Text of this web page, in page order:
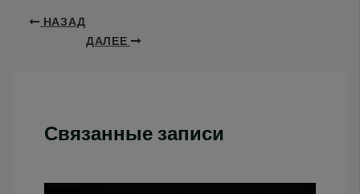
НАЗАД
ДАЛЕЕ
Связанные записи